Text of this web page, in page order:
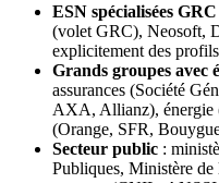
ESN spécialisées
(volet GRC), Neosoft,
explicitement des
Grands groupes avec
assurances (Société
AXA, Allianz), énergie
(Orange, SFR,
Secteur public :
Publiques, Ministère